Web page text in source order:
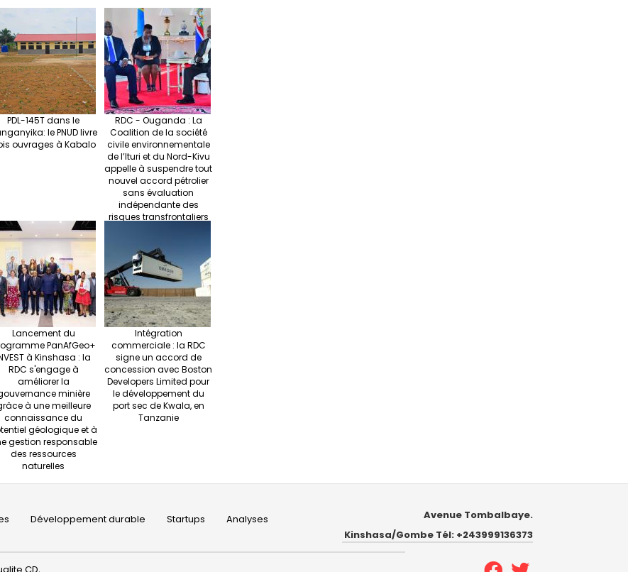
PDL-145T dans le
le PNUD livre
ouvrages à Kabalo
RDC - Ouganda : La
Coalition de la société
civile environnementale
de l’Ituri et du Nord-Kivu
appelle à suspendre tout
nouvel accord pétrolier
sans évaluation
indépendante des
risques transfrontaliers
Lancement du
PanAfGeo+
à Kinshasa : la
RDC s'engage à
améliorer la
minière
à une meilleure
connaissance du
géologique et à
gestion responsable
des ressources
naturelles
Intégration
commerciale : la RDC
signe un accord de
concession avec Boston
Developers Limited pour
le développement du
port sec de Kwala, en
Tanzanie
Développement durable Startups
Analyses
Avenue Tombalbaye.
Kinshasa/Gombe Tél: +243999136373